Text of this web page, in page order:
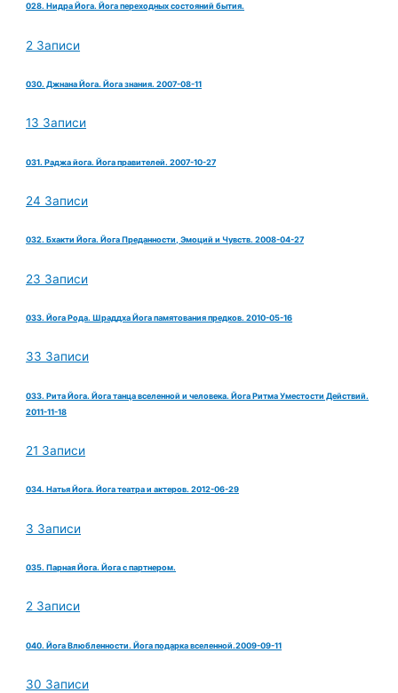
028. Нидра Йога. Йога переходных состояний бытия.
2 Записи
030. Джнана Йога. Йога знания. 2007-08-11
13 Записи
031. Раджа йога. Йога правителей. 2007-10-27
24 Записи
032. Бхакти Йога. Йога Преданности, Эмоций и Чувств. 2008-04-27
23 Записи
033. Йога Рода. Шраддха Йога памятования предков. 2010-05-16
33 Записи
033. Рита Йога. Йога танца вселенной и человека. Йога Ритма Уместости Действий.
2011-11-18
21 Записи
034. Натья Йога. Йога театра и актеров. 2012-06-29
3 Записи
035. Парная Йога. Йога с партнером.
2 Записи
040. Йога Влюбленности. Йога подарка вселенной.2009-09-11
30 Записи